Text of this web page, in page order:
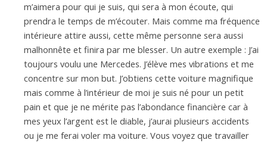
m’aimera pour qui je suis, qui sera à mon écoute, qui
prendra le temps de m’écouter. Mais comme ma fréquence
intérieure attire aussi, cette même personne sera aussi
malhonnête et finira par me blesser. Un autre exemple : J’ai
toujours voulu une Mercedes. J’élève mes vibrations et me
concentre sur mon but. J’obtiens cette voiture magnifique
mais comme à l’intérieur de moi je suis né pour un petit
pain et que je ne mérite pas l’abondance financière car à
mes yeux l’argent est le diable, j’aurai plusieurs accidents
ou je me ferai voler ma voiture. Vous voyez que travailler